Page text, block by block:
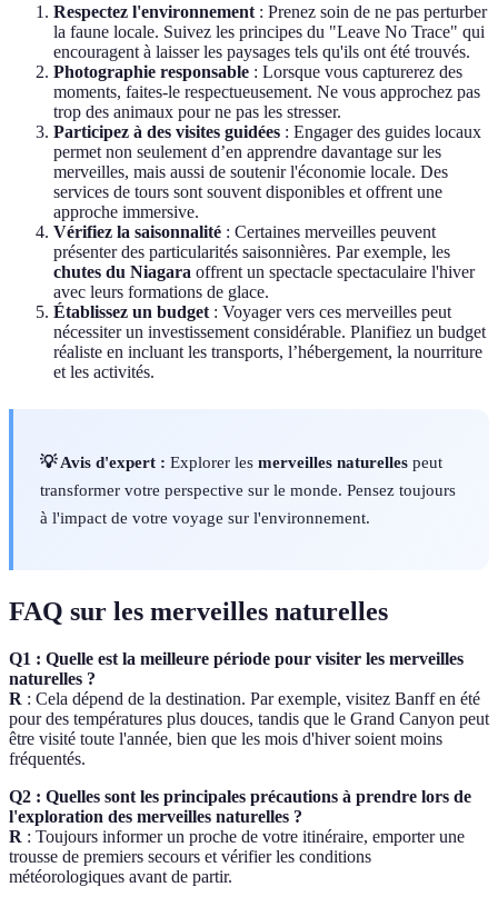
Respectez l'environnement : Prenez soin de ne pas perturber
la faune locale. Suivez les principes du "Leave No Trace" qui
encouragent à laisser les paysages tels qu'ils ont été trouvés.
Photographie responsable : Lorsque vous capturerez des
moments, faites-le respectueusement. Ne vous approchez pas
trop des animaux pour ne pas les stresser.
Participez à des visites guidées : Engager des guides locaux
permet non seulement d’en apprendre davantage sur les
merveilles, mais aussi de soutenir l'économie locale. Des
services de tours sont souvent disponibles et offrent une
approche immersive.
Vérifiez la saisonnalité : Certaines merveilles peuvent
présenter des particularités saisonnières. Par exemple, les
chutes du Niagara offrent un spectacle spectaculaire l'hiver
avec leurs formations de glace.
Établissez un budget : Voyager vers ces merveilles peut
nécessiter un investissement considérable. Planifiez un budget
réaliste en incluant les transports, l’hébergement, la nourriture
et les activités.
💡 Avis d'expert : Explorer les merveilles naturelles peut
transformer votre perspective sur le monde. Pensez toujours
à l'impact de votre voyage sur l'environnement.
FAQ sur les merveilles naturelles
Q1 : Quelle est la meilleure période pour visiter les merveilles
naturelles ?
R : Cela dépend de la destination. Par exemple, visitez Banff en été
pour des températures plus douces, tandis que le Grand Canyon peut
être visité toute l'année, bien que les mois d'hiver soient moins
fréquentés.
Q2 : Quelles sont les principales précautions à prendre lors de
l'exploration des merveilles naturelles ?
R : Toujours informer un proche de votre itinéraire, emporter une
trousse de premiers secours et vérifier les conditions
météorologiques avant de partir.